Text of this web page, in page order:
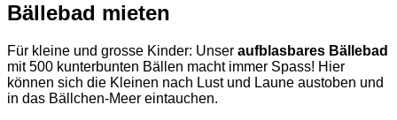
Bällebad mieten
Für kleine und grosse Kinder: Unser aufblasbares Bällebad
mit 500 kunterbunten Bällen macht immer Spass! Hier
können sich die Kleinen nach Lust und Laune austoben und
in das Bällchen-Meer eintauchen.